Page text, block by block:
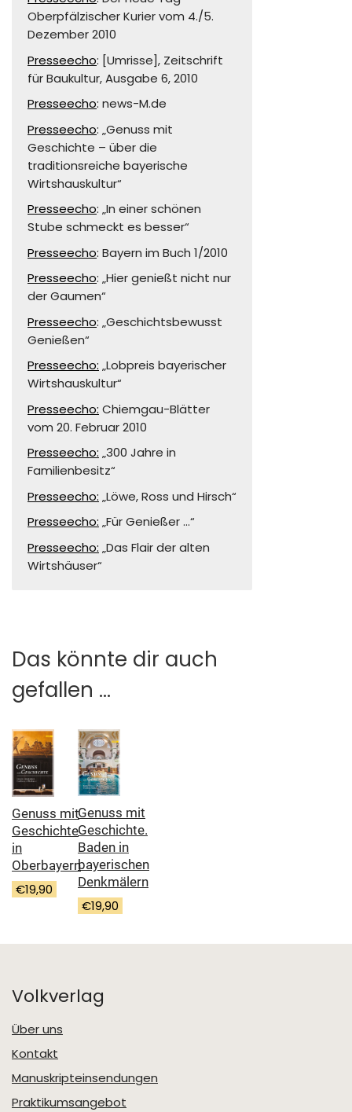
Oberpfälzischer Kurier vom 4./5.
Dezember 2010
Presseecho: [Umrisse], Zeitschrift
für Baukultur, Ausgabe 6, 2010
Presseecho: news-M.de
Presseecho: „Genuss mit
Geschichte – über die
traditionsreiche bayerische
Wirtshauskultur“
Presseecho: „In einer schönen
Stube schmeckt es besser“
Presseecho: Bayern im Buch 1/2010
Presseecho: „Hier genießt nicht nur
der Gaumen“
Presseecho: „Geschichtsbewusst
Genießen“
Presseecho: „Lobpreis bayerischer
Wirtshauskultur“
Presseecho: Chiemgau-Blätter
vom 20. Februar 2010
Presseecho: „300 Jahre in
Familienbesitz“
Presseecho: „Löwe, Ross und Hirsch“
Presseecho: „Für Genießer …“
Presseecho: „Das Flair der alten
Wirtshäuser“
Das könnte dir auch
gefallen …
Genuss mit
Geschichte
in
Oberbayern
€19,90
Genuss mit
Geschichte.
Baden in
bayerischen
Denkmälern
€19,90
Volkverlag
Über uns
Kontakt
Manuskripteinsendungen
Praktikumsangebot